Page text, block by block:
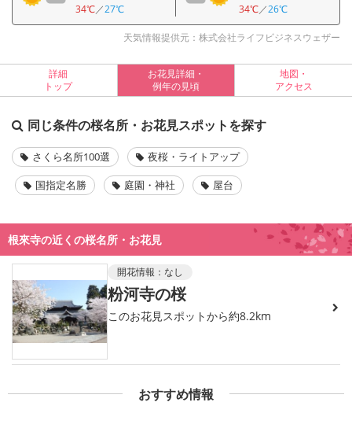
34℃／27℃ 34℃／26℃
天気情報提供元：株式会社ライフビジネスウェザー
詳細
トップ
お花見詳細・
例年の見頃
地図・
アクセス
同じ条件の桜名所・お花見スポットを探す
さくら名所100選
夜桜・ライトアップ
国指定名勝
庭園・神社 屋台
根來寺の近くの桜名所・お花見
開花情報： なし
粉河寺の桜
このお花見スポットから約8.2km
おすすめ情報